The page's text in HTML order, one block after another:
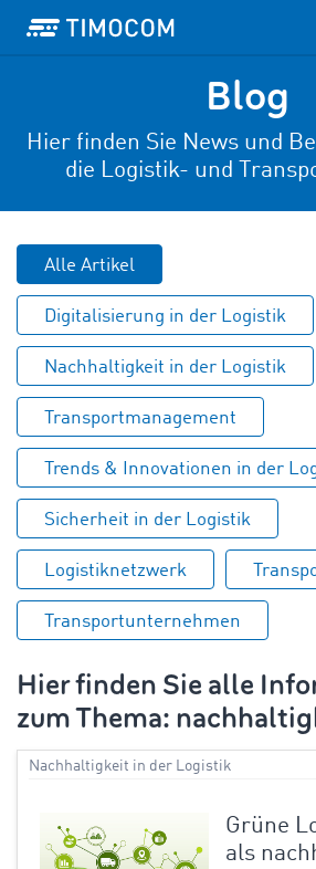
Blog
Hier finden Sie News und
die Logistik- und
Alle Artikel
Digitalisierung in der Logistik
Nachhaltigkeit in der Logistik
Transportmanagement
Trends & Innovationen in der
Sicherheit in der Logistik
Logistiknetzwerk
Transportunternehmen
Hier finden Sie alle
zum Thema:
Nachhaltigkeit in der Logistik
Grüne
als